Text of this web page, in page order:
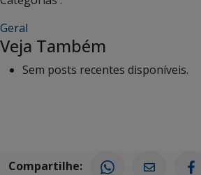
Geral
Veja Também
Sem posts recentes disponíveis.
Compartilhe: